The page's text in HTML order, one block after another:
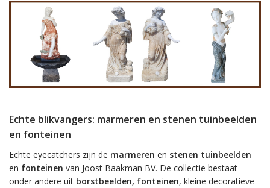
Echte blikvangers: marmeren en stenen tuinbeelden
en fonteinen
Echte eyecatchers zijn de marmeren en stenen tuinbeelden
en fonteinen van Joost Baakman BV. De collectie bestaat
onder andere uit borstbeelden, fonteinen, kleine decoratieve